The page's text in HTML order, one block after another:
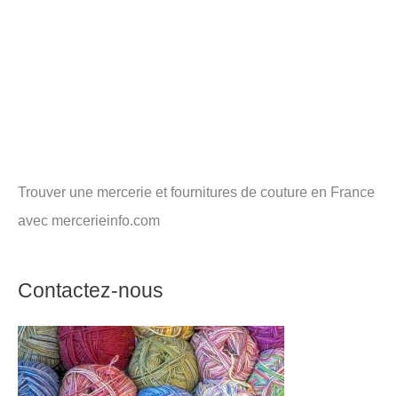
Trouver une mercerie et fournitures de couture en France
avec mercerieinfo.com
Contactez-nous